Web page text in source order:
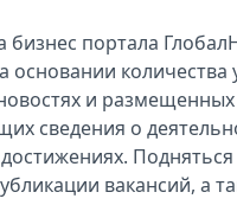
бизнес портала
основании
и размещенных
сведения о
вакансий, а